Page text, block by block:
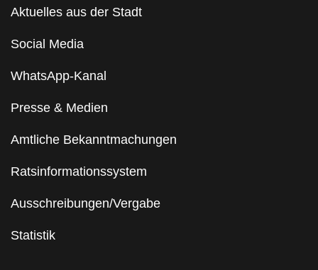
Aktuelles aus der Stadt
Social Media
WhatsApp-Kanal
Presse & Medien
Amtliche Bekanntmachungen
Ratsinformationssystem
Ausschreibungen/Vergabe
Statistik